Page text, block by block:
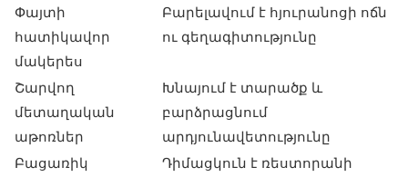
Փայտի
հատիկավոր
մակերես
Բարելավում է հյուրանոցի ոճն
ու գեղագիտությունը
Շարվող
մետաղական
աթոռներ
Խնայում է տարածք և
բարձրացնում
արդյունավետությունը
Բացառիկ
Դիմացկուն է ռեստորանի